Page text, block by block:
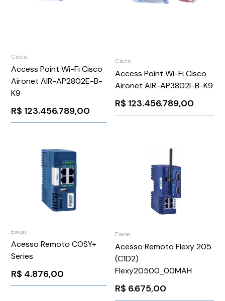
Cisco
Access Point Wi-Fi Cisco
Aironet AIR-AP2802E-B-
K9
R$ 123.456.789,00
Cisco
Access Point Wi-Fi Cisco
Aironet AIR-AP3802I-B-K9
R$ 123.456.789,00
Ewon
Acesso Remoto COSY+
Series
R$ 4.876,00
Ewon
Acesso Remoto Flexy 205
(C1D2)
Flexy20500_00MAH
R$ 6.675,00